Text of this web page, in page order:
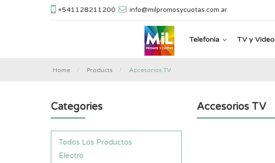
+541128211200 info@milpromosycuotas.com.ar
Telefonía TV y Video
Home Products Accesorios TV
Categories
Todos Los Productos
Electro
Accesorios TV